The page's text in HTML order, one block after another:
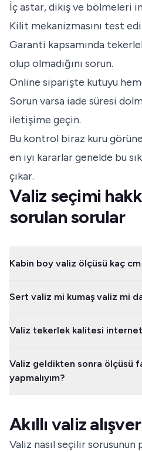
İç astar, dikiş ve bölmeleri
Kilit mekanizmasını test
Garanti kapsamında
olup olmadığını sorun.
Online siparişte kutuyu
Sorun varsa iade süresi
iletişime geçin.
Bu kontrol biraz kuru
en iyi kararlar genelde bu
çıkar.
Valiz seçimi
sorulan sorular
Kabin boy valiz ölçüsü kaç cm
yaygındır, fakat derinlik ve paket
havayolunun güncel sayfasıyla
Sert valiz mi kumaş valiz mi
fermuar ve servis desteği de
valiz daha kullanışlı kalabilir.
Valiz tekerlek kalitesi
yorumlarında teker, ses, yalpalama,
arayın; aynı şikayet tekrar ediyorsa
Valiz geldikten sonra ölçüsü
yapmalıyım?
internet alışverişinde 14 günlük
etmek işinizi kolaylaştırır.
Akıllı valiz
Valiz nasıl seçilir